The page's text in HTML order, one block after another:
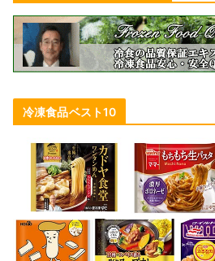
冷凍食品ベスト10